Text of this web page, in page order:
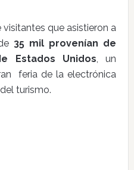
que asistieron a
35 mil provenían de
Estados Unidos, un
feria de la electrónica
turismo.